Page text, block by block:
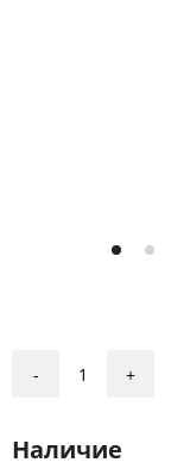
- +
Наличие